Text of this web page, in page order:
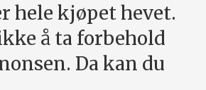
hele kjøpet hevet.
å ta forbehold
Da kan du